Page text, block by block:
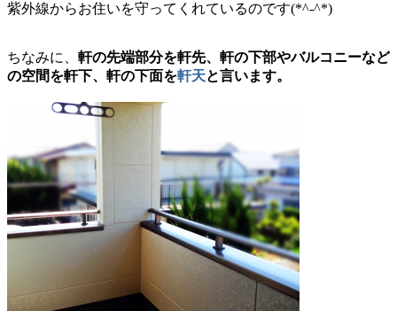
紫外線からお住いを守ってくれているのです(*^-^*)
ちなみに、 軒の先端部分を軒先、軒の下部やバルコニーなど
の空間を軒下、軒の下面を軒天と言います。